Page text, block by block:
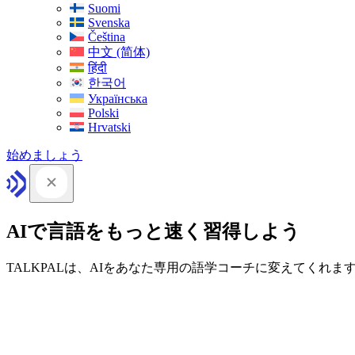
Suomi
Svenska
Čeština
中文 (简体)
हिंदी
한국어
Українська
Polski
Hrvatski
始めましょう
AIで言語をもっと速く習得しよう
TALKPALは、AIをあなた専用の語学コーチに変えてくれま